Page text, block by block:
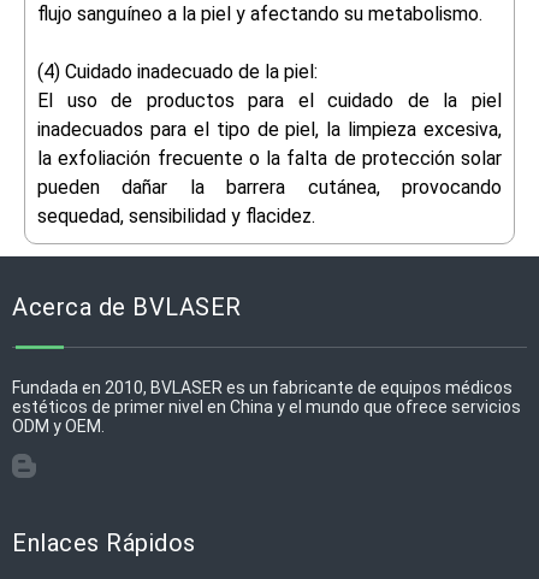
flujo sanguíneo a la piel y afectando su metabolismo.
(4) Cuidado inadecuado de la piel:
El uso de productos para el cuidado de la piel
inadecuados para el tipo de piel, la limpieza excesiva,
la exfoliación frecuente o la falta de protección solar
pueden dañar la barrera cutánea, provocando
sequedad, sensibilidad y flacidez.
Acerca de BVLASER
Fundada en 2010, BVLASER es un fabricante de equipos médicos
estéticos de primer nivel en China y el mundo que ofrece servicios
ODM y OEM.
Enlaces Rápidos